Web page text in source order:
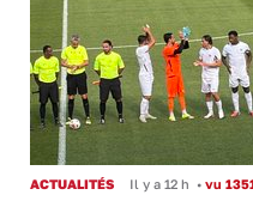
ACTUALITÉS Il y a 12 h • vu